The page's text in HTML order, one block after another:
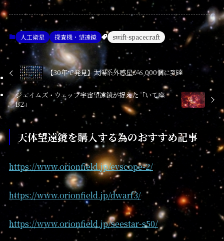
人工衛星 探査機・望遠鏡 swift-spacecraft
【30年で発見】太陽系外惑星が6,000個に到達
ジェイムズ・ウェッブ宇宙望遠鏡が捉えた「いて座
B2」
天体望遠鏡を購入する為のおすすめ記事
https://www.orionfield.jp/evscope-2/
https://www.orionfield.jp/dwarf3/
https://www.orionfield.jp/seestar-s50/